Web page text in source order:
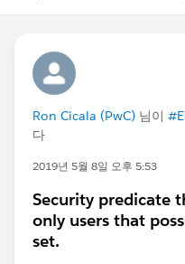
Ron Cicala (PwC) 님이
다
2019년 5월 8일 오후 5:53
Security predicate
only users that
set.